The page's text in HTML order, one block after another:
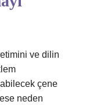
ve dilin
çene
neden